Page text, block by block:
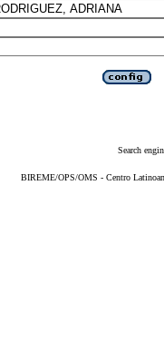
Search
BIREME/OPS/OMS - Centro